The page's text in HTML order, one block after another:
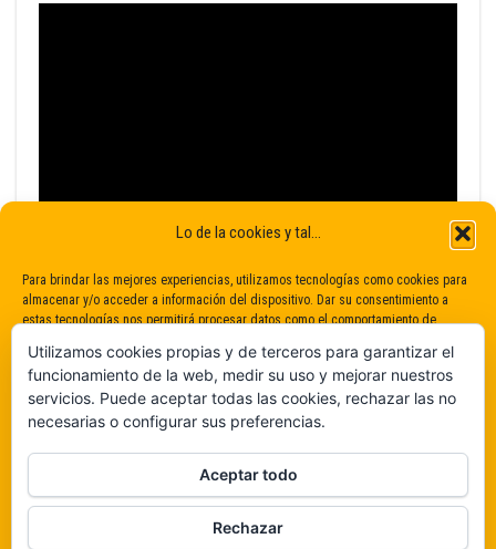
Lo de la cookies y tal...
Para brindar las mejores experiencias, utilizamos tecnologías como cookies para
almacenar y/o acceder a información del dispositivo. Dar su consentimiento a
estas tecnologías nos permitirá procesar datos como el comportamiento de
consentimiento puede afectar negativamente a determinadas características y
funciones.
De ninguna manera
Utilizamos cookies propias y de terceros para garantizar el
funcionamiento de la web, medir su uso y mejorar nuestros
servicios. Puede aceptar todas las cookies, rechazar las no
necesarias o configurar sus preferencias.
Aceptar todo
Rechazar